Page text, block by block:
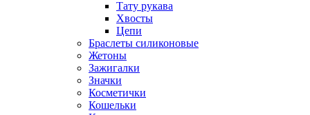
Тату рукава
Хвосты
Цепи
Браслеты силиконовые
Жетоны
Зажигалки
Значки
Косметички
Кошельки